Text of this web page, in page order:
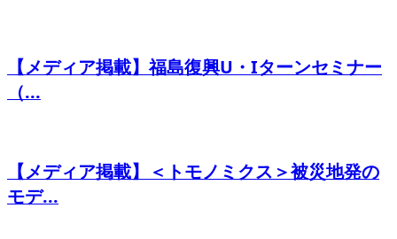
【メディア掲載】福島復興U・Iターンセミナー
（...
【メディア掲載】＜トモノミクス＞被災地発の
モデ...